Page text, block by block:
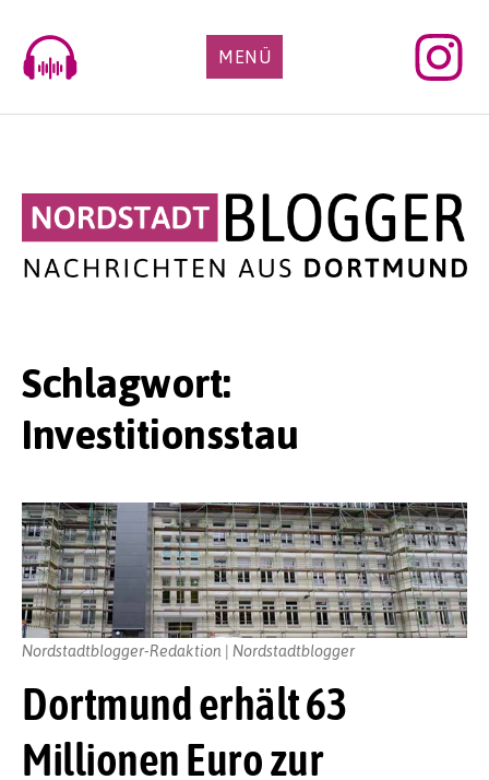
content
MENÜ
Schlagwort:
Investitionsstau
Dortmund erhält 63
Millionen Euro zur
Nordstadtblogger-Redaktion | Nordstadtblogger